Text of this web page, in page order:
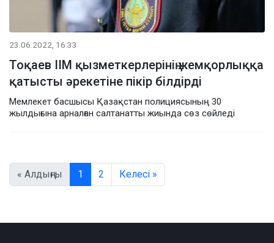
23.06.2022, 16:33
Тоқаев ІІМ қызметкерлерінің жемқорлыққа
қатысты әрекетіне пікір білдірді
Мемлекет басшысы Қазақстан полициясының 30
жылдығына арналған салтанатты жиында сөз сөйледі
« Алдыңғы 1 2 Келесі »